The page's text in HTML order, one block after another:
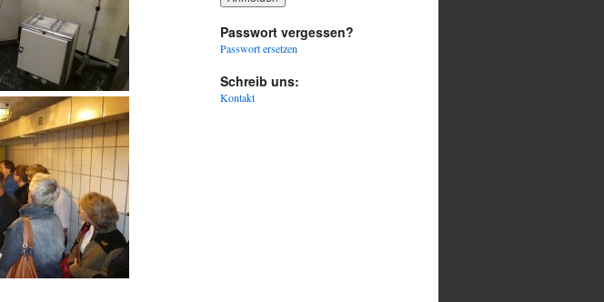
Passwort vergessen?
Passwort ersetzen
Schreib uns:
Kontakt